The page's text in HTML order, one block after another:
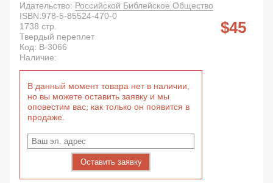
Идательство: Российской Библейское Общество
45
ISBN:978-5-85524-470-0
1738 стр.
Твердый переплет
Код: B-3066
Наличие:
В данный момент товара нет в наличии,
но вы можете оставить заявку и мы
оповестим вас, как только он появится в
продаже.
Оставить заявку